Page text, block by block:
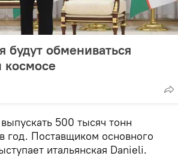
обмениваться
космосе
500 тысяч тонн
год. Поставщиком основного
итальянская Danieli.